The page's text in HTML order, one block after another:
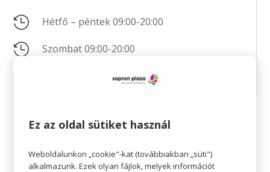
 Hétfő – péntek 09:00-20:00
 Szombat 09:00-20:00
Vasárnap 09:00-19:00
KAPCSOLAT
+36 20 451 3365
Ez az oldal sütiket használ
Weboldalunkon „cookie"-kat (továbbiakban „süti")
alkalmazunk. Ezek olyan fájlok, melyek információt